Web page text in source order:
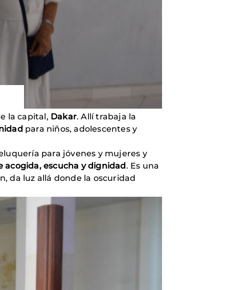
la capital, Dakar. Allí trabaja la
para niños, adolescentes y
para jóvenes y mujeres y
acogida, escucha y dignidad . Es una
da luz allá donde la oscuridad